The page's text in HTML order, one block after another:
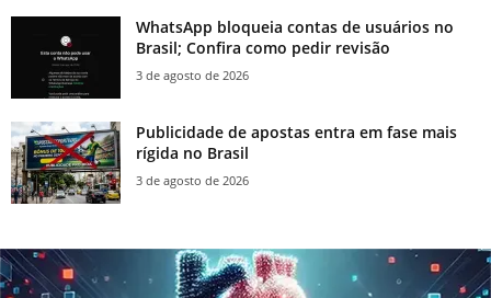
WhatsApp bloqueia contas de usuários no
Brasil; Confira como pedir revisão
3 de agosto de 2026
Publicidade de apostas entra em fase mais
rígida no Brasil
3 de agosto de 2026